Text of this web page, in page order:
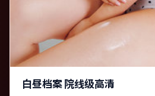
白昼档案 院线级高清